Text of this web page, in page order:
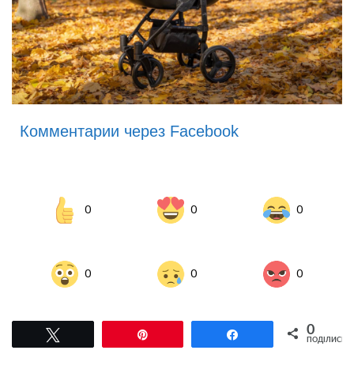
Комментарии через Facebook
0 0 0
0 0 0
Поділитися0
ПОДІЛИСЬ